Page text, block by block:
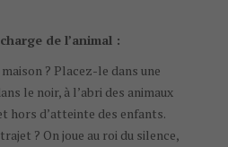
de l’animal :
? Placez-le dans une
le noir, à l’abri des animaux
hors d’atteinte des enfants.
? On joue au roi du silence,